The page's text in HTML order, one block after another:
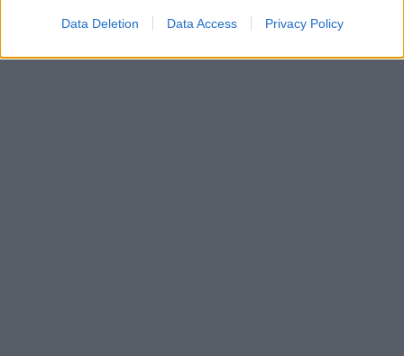
Data Deletion Data Access Privacy Policy